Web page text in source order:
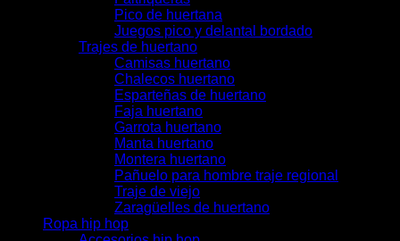
Pico de huertana
Juegos pico y delantal bordado
Trajes de huertano
Camisas huertano
Chalecos huertano
Esparteñas de huertano
Faja huertano
Garrota huertano
Manta huertano
Montera huertano
Pañuelo para hombre traje regional
Traje de viejo
Zaragüelles de huertano
Ropa hip hop